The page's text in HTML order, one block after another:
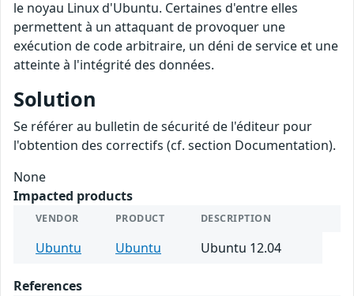
le noyau Linux d'Ubuntu. Certaines d'entre elles
permettent à un attaquant de provoquer une
exécution de code arbitraire, un déni de service et une
atteinte à l'intégrité des données.
Solution
Se référer au bulletin de sécurité de l'éditeur pour
l'obtention des correctifs (cf. section Documentation).
None
Impacted products
VENDOR PRODUCT DESCRIPTION
Ubuntu Ubuntu Ubuntu 12.04
References